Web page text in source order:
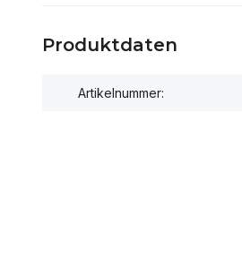
Produktdaten
Artikelnummer: